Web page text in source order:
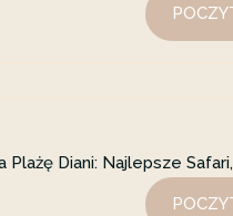
Plażę Diani: Najlepsze